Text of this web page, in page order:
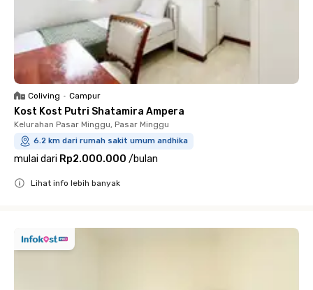
Coliving • Campur
Kost Kost Putri Shatamira Ampera
Kelurahan Pasar Minggu, Pasar Minggu
6.2 km dari rumah sakit umum andhika
mulai dari Rp2.000.000 /bulan
Lihat info lebih banyak